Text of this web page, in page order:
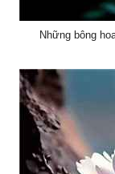
Những bông